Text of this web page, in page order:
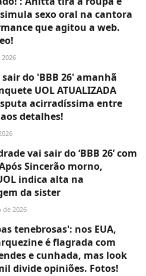
sexo oral na cantora
que agitou a web.
do 'BBB 26' amanhã
UOL ATUALIZADA
acirradíssima entre
detalhes!
vai sair do ‘BBB 26’ com
Sincerão morno,
indica alta na
da sister
de 2026
tenebrosas': nos EUA,
é flagrada com
e cunhada, mas look
divide opiniões. Fotos!